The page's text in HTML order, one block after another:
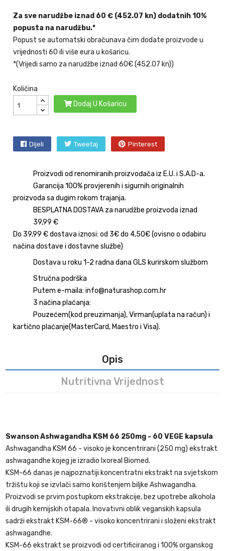
Za sve narudžbe iznad 60 € (452.07 kn) dodatnih 10%
popusta na narudžbu.*
Popust se automatski obračunava čim dodate proizvode u
vrijednosti 60 ili više eura u košaricu.
*(Vrijedi samo za narudžbe iznad 60€ (452.07 kn))
Količina
Dodaj U Košaricu
Dijeli Tweetaj Pinterest
Proizvodi od renomiranih proizvođača iz E.U. i S.A.D-a.
Garancija 100% provjerenih i sigurnih originalnih
proizvoda sa dugim rokom trajanja.
BESPLATNA DOSTAVA za narudžbe proizvoda iznad
39,99 €
Do 39,99 € dostava iznosi: od 3€ do 4,50€ (ovisno o odabiru
načina dostave i dostavne službe)
Dostava u roku 1-2 radna dana GLS kurirskom službom
Stručna podrška
Putem e-maila: info@naturashop.com.hr
3 načina plaćanja:
Pouzećem(kod preuzimanja), Virman(uplata na račun) i
kartično plaćanje(MasterCard, Maestro i Visa).
Opis
Nutritivna Vrijednost
Swanson Ashwagandha KSM 66 250mg - 60 VEGE kapsula
Ashwagandha KSM 66 - visoko je koncentrirani (250 mg) ekstrakt
ashwagandhe kojeg je izradio Ixoreal Biomed.
KSM-66 danas je najpoznatiji koncentratni ekstrakt na svjetskom
tržištu koji se izvlači samo korištenjem biljke Ashwagandha.
Proizvodi se prvim postupkom ekstrakcije, bez upotrebe alkohola
ili drugih kemijskih otapala. Inovativni oblik veganskih kapsula
sadrži ekstrakt KSM-66® - visoko koncentrirani i složeni ekstrakt
ashwagandhe.
KSM-66 ekstrakt se proizvodi od certificiranog i 100% organskog